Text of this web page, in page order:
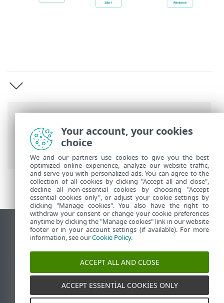
ESET Online Yardım ESET PROTECT
ESET PROTECT Uygulamasına giriş
Masaüstü sitesini görüntüle
End of Life
ESET Bilgi Bankası
ESET Status Portal
Bölgesel destek
Your account, your cookies
choice
We and our partners use cookies to give you the best
optimized online experience, analyze our website traffic,
and serve you with personalized ads. You can agree to the
collection of all cookies by clicking "Accept all and close",
decline all non-essential cookies by choosing "Accept
essential cookies only", or adjust your cookie settings by
clicking "Manage cookies". You also have the right to
withdraw your consent or change your cookie preferences
anytime by clicking the "Manage cookies" link in our website
footer or in your account settings (if available). For more
information, see ourCookie Policy.
ACCEPT ALL AND CLOSE
ACCEPT ESSENTIAL COOKIES ONLY